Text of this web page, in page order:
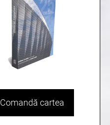
Comandă cartea